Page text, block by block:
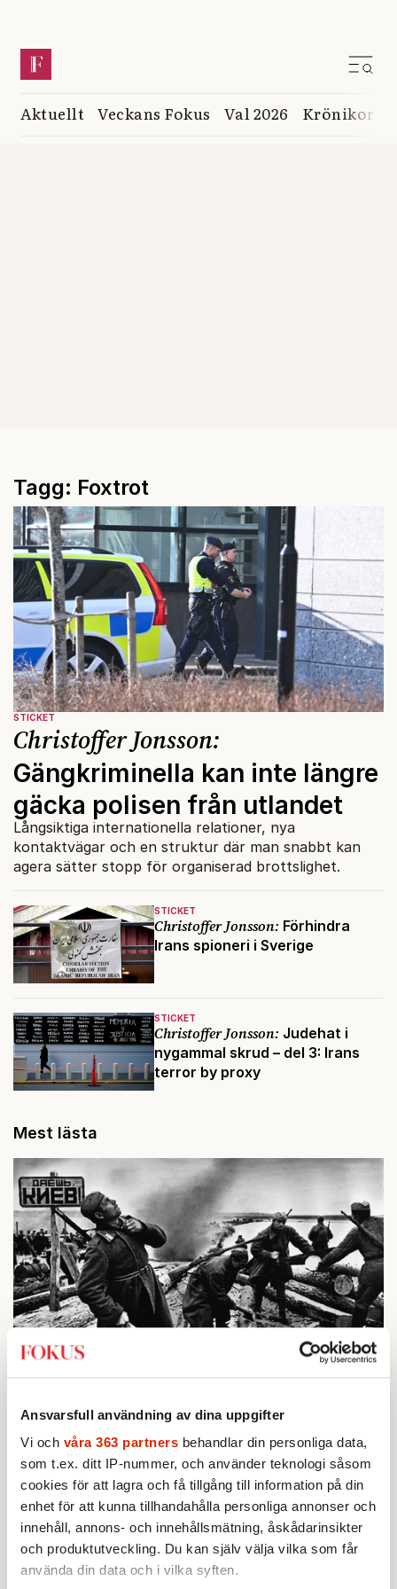
Ansvarsfull användning av dina uppgifter
Vi och våra 363 partners behandlar din personliga data,
som t.ex. ditt IP-nummer, och använder teknologi såsom
cookies för att lagra och få tillgång till information på din
enhet för att kunna tillhandahålla personliga annonser och
innehåll, annons- och innehållsmätning, åskådarinsikter
och produktutveckling. Du kan själv välja vilka som får
använda din data och i vilka syften.
Aktuellt Veckans Fokus Val 2026 Krönikor
Tagg: Foxtrot
STICKET
Christoffer Jonsson: Förhindra
Irans spioneri i Sverige
STICKET
Christoffer Jonsson: Judehat i
nygammal skrud – del 3: Irans
terror by proxy
STICKET
Christoffer Jonsson:
Gängkriminella kan inte längre
gäcka polisen från utlandet
Långsiktiga internationella relationer, nya
kontaktvägar och en struktur där man snabbt kan
agera sätter stopp för organiserad brottslighet.
Mest lästa
1.Den röda tråden som brast
INRIKES
2. Vattenbristen är här – men var femte liter läcker
ut
Av: Susanne Gäre
3.Frans Wachtmeister:Ja, AC är ett hot mot den
franska civilisationen
KRÖNIKA
4. Nina Lekander:
På ”Kommunisthögskolan” drömde
alla om att vara arbetarklass
STICKET